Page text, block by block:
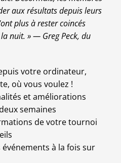
aux résultats depuis leurs
plus à rester coincés
nuit. » — Greg Peck, du
votre ordinateur,
où vous voulez !
et améliorations
semaines
de votre tournoi
à la fois sur